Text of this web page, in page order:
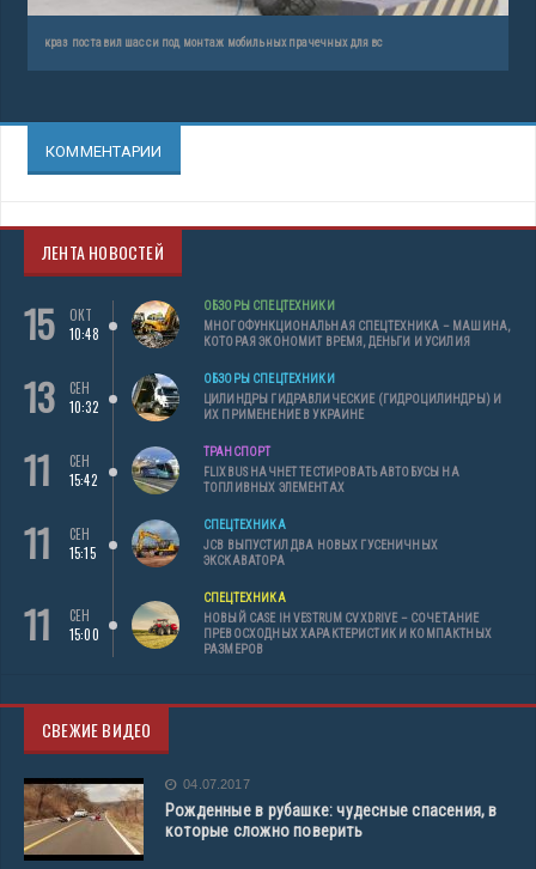
краз поставил шасси под монтаж мобильных прачечных для вс
КОММЕНТАРИИ
ЛЕНТА НОВОСТЕЙ
15
ОКТ
10:48
ОБЗОРЫ СПЕЦТЕХНИКИ
МНОГОФУНКЦИОНАЛЬНАЯ СПЕЦТЕХНИКА – МАШИНА,
КОТОРАЯ ЭКОНОМИТ ВРЕМЯ, ДЕНЬГИ И УСИЛИЯ
13
СЕН
10:32
ОБЗОРЫ СПЕЦТЕХНИКИ
ЦИЛИНДРЫ ГИДРАВЛИЧЕСКИЕ (ГИДРОЦИЛИНДРЫ) И
ИХ ПРИМЕНЕНИЕ В УКРАИНЕ
11
СЕН
15:42
ТРАНСПОРТ
FLIXBUS НАЧНЕТ ТЕСТИРОВАТЬ АВТОБУСЫ НА
ТОПЛИВНЫХ ЭЛЕМЕНТАХ
11
СЕН
15:15
СПЕЦТЕХНИКА
JCB ВЫПУСТИЛ ДВА НОВЫХ ГУСЕНИЧНЫХ
ЭКСКАВАТОРА
11
СЕН
15:00
СПЕЦТЕХНИКА
НОВЫЙ CASE IH VESTRUM CVXDRIVE – СОЧЕТАНИЕ
ПРЕВОСХОДНЫХ ХАРАКТЕРИСТИК И КОМПАКТНЫХ
РАЗМЕРОВ
СВЕЖИЕ ВИДЕО
04.07.2017
Рожденные в рубашке: чудесные спасения, в
которые сложно поверить